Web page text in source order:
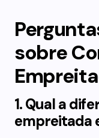
sobre
1. Qual a
empreitada